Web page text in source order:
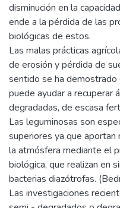
disminución en la
ende a la pérdida de las
biológicas de estos.
Las malas prácticas
de erosión y pérdida de
sentido se ha demostrado
puede ayudar a recuperar
degradadas, de escasa
Las leguminosas son
superiores ya que
la atmósfera mediante el
biológica, que realizan en
bacterias diazótrofas.
Las investigaciones